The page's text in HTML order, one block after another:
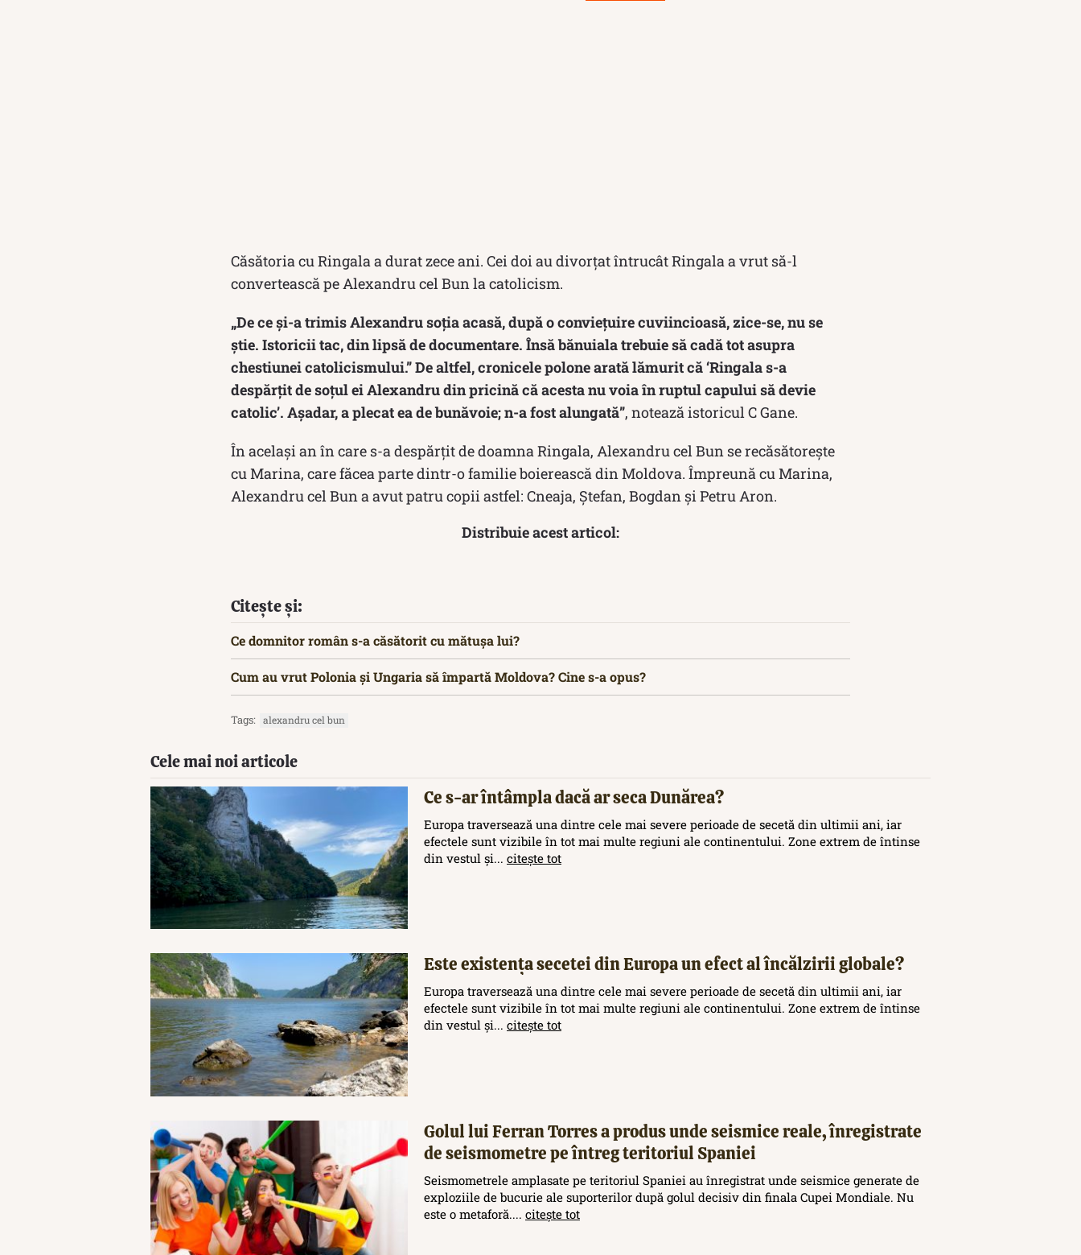
Căsătoria cu Ringala a durat zece ani. Cei doi au divorțat întrucât Ringala a vrut să-l
convertească pe Alexandru cel Bun la catolicism.
„De ce şi-a trimis Alexandru soţia acasă, după o convieţuire cuviincioasă, zice-se, nu se
ştie. Istoricii tac, din lipsă de documentare. Însă bănuiala trebuie să cadă tot asupra
chestiunei catolicismului.” De altfel, cronicele polone arată lămurit că ‘Ringala s-a
despărţit de soţul ei Alexandru din pricină că acesta nu voia în ruptul capului să devie
catolic’. Aşadar, a plecat ea de bunăvoie; n-a fost alungată”, notează istoricul C Gane.
În acelaşi an în care s-a despărţit de doamna Ringala, Alexandru cel Bun se recăsătoreşte
cu Marina, care făcea parte dintr-o familie boierească din Moldova. Împreună cu Marina,
Alexandru cel Bun a avut patru copii astfel: Cneaja, Ştefan, Bogdan şi Petru Aron.
Distribuie acest articol:
Citește și:
Ce domnitor român s-a căsătorit cu mătușa lui?
Cum au vrut Polonia și Ungaria să împartă Moldova? Cine s-a opus?
Tags: alexandru cel bun
Cele mai noi articole
Ce s-ar întâmpla dacă ar seca Dunărea?
Europa traversează una dintre cele mai severe perioade de secetă din ultimii ani, iar
efectele sunt vizibile în tot mai multe regiuni ale continentului. Zone extrem de întinse
din vestul și... citește tot
Este existența secetei din Europa un efect al încălzirii globale?
Europa traversează una dintre cele mai severe perioade de secetă din ultimii ani, iar
efectele sunt vizibile în tot mai multe regiuni ale continentului. Zone extrem de întinse
din vestul și... citește tot
Golul lui Ferran Torres a produs unde seismice reale, înregistrate
de seismometre pe întreg teritoriul Spaniei
Seismometrele amplasate pe teritoriul Spaniei au înregistrat unde seismice generate de
exploziile de bucurie ale suporterilor după golul decisiv din finala Cupei Mondiale. Nu
este o metaforă.... citește tot